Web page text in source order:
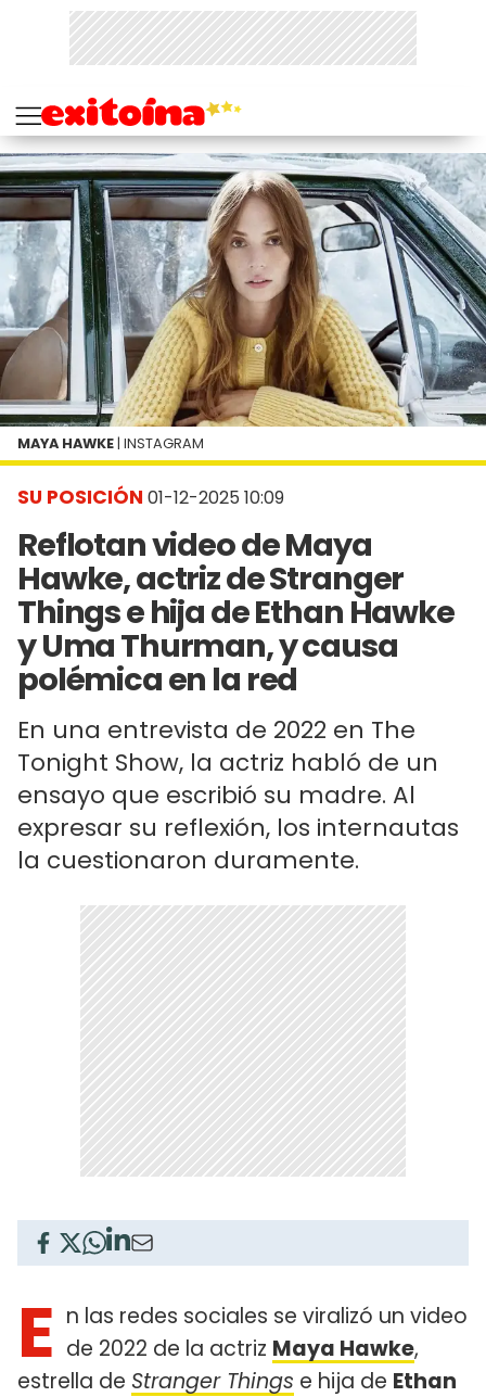
SU POSICIÓN 01-12-2025 10:09
Reflotan video de Maya
Hawke, actriz de Stranger
Things e hija de Ethan Hawke
y Uma Thurman, y causa
polémica en la red
En una entrevista de 2022 en The
Tonight Show, la actriz habló de un
ensayo que escribió su madre. Al
expresar su reflexión, los internautas
la cuestionaron duramente.
MAYA HAWKE | INSTAGRAM
E n las redes sociales se viralizó un video
de 2022 de la actriz Maya Hawke,
estrella de Stranger Things e hija de Ethan